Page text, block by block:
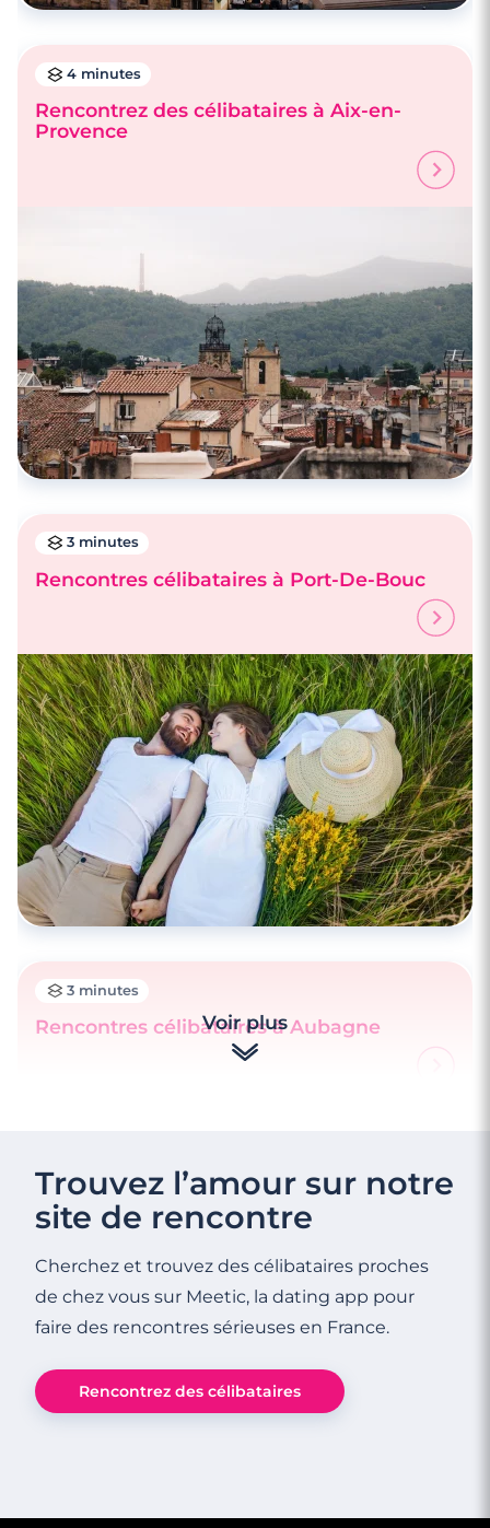
Rencontre à Gardanne
3 minutes
Rencontre à Fos-sur-Mer
4 minutes
Rencontrez des célibataires à Aix-en-
Provence
3 minutes
Rencontres célibataires à Port-De-Bouc
3 minutes
Rencontres célibataires à Aubagne
Voir plus
Trouvez l’amour sur notre
site de rencontre
Cherchez et trouvez des célibataires proches
de chez vous sur Meetic, la dating app pour
faire des rencontres sérieuses en France.
Rencontrez des célibataires